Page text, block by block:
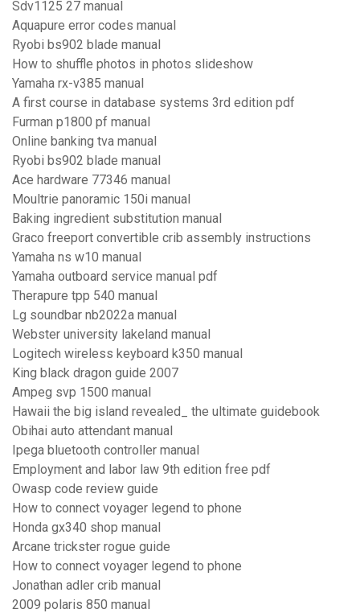
Sdv1125 27 manual
Aquapure error codes manual
Ryobi bs902 blade manual
How to shuffle photos in photos slideshow
Yamaha rx-v385 manual
A first course in database systems 3rd edition pdf
Furman p1800 pf manual
Online banking tva manual
Ryobi bs902 blade manual
Ace hardware 77346 manual
Moultrie panoramic 150i manual
Baking ingredient substitution manual
Graco freeport convertible crib assembly instructions
Yamaha ns w10 manual
Yamaha outboard service manual pdf
Therapure tpp 540 manual
Lg soundbar nb2022a manual
Webster university lakeland manual
Logitech wireless keyboard k350 manual
King black dragon guide 2007
Ampeg svp 1500 manual
Hawaii the big island revealed_ the ultimate guidebook
Obihai auto attendant manual
Ipega bluetooth controller manual
Employment and labor law 9th edition free pdf
Owasp code review guide
How to connect voyager legend to phone
Honda gx340 shop manual
Arcane trickster rogue guide
How to connect voyager legend to phone
Jonathan adler crib manual
2009 polaris 850 manual